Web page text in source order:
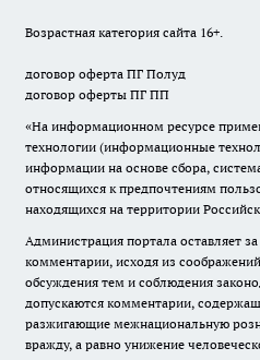
Возрастная категория сайта 16+.
договор оферта ПГ Полуд
договор оферты ПГ ПП
«На информационном ресурсе
технологии (информационные
информации на основе сбора,
относящихся к предпочтениям
находящихся на территории
Администрация портала оставляет
комментарии, исходя из
обсуждения тем и соблюдения
допускаются комментарии,
разжигающие межнациональную
вражду, а равно унижение